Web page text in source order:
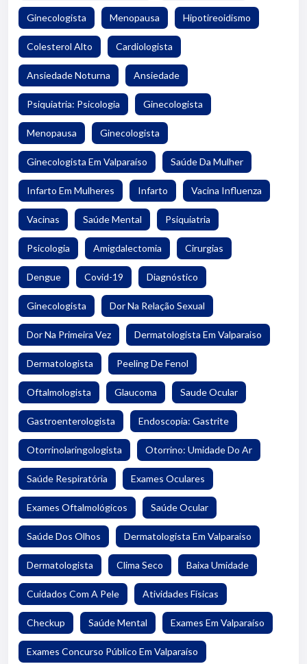
Ginecologista Menopausa Hipotireoidismo
Colesterol Alto Cardiologista
Ansiedade Noturna Ansiedade
Psiquiatria: Psicologia Ginecologista
Menopausa Ginecologista
Ginecologista Em Valparaíso Saúde Da Mulher
Infarto Em Mulheres Infarto Vacina Influenza
Vacinas Saúde Mental Psiquiatria
Psicologia Amigdalectomia Cirurgias
Dengue Covid-19 Diagnóstico
Ginecologista Dor Na Relação Sexual
Dor Na Primeira Vez Dermatologista Em Valparaiso
Dermatologista Peeling De Fenol
Oftalmologista Glaucoma Saude Ocular
Gastroenterologista Endoscopia: Gastrite
Otorrinolaringologista Otorrino: Umidade Do Ar
Saúde Respiratória Exames Oculares
Exames Oftalmológicos Saúde Ocular
Saúde Dos Olhos Dermatologista Em Valparaiso
Dermatologista Clima Seco Baixa Umidade
Cuidados Com A Pele Atividades Físicas
Checkup Saúde Mental Exames Em Valparaíso
Exames Concurso Público Em Valparaíso